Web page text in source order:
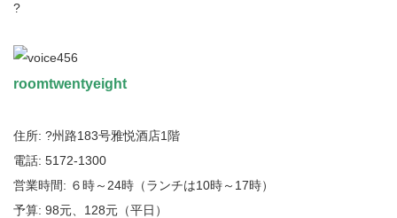
?
roomtwentyeight
住所: ?州路183号雅悦酒店1階
電話: 5172-1300
営業時間: ６時～24時（ランチは10時～17時）
予算: 98元、128元（平日）